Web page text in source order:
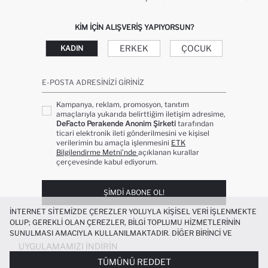
KIM IÇIN ALIŞVERIŞ YAPIYORSUN?
KADIN ERKEK ÇOCUK
E-POSTA ADRESINIZI GIRINIZ
Kampanya, reklam, promosyon, tanıtım
amaçlarıyla yukarıda belirttiğim iletişim adresime,
DeFacto Perakende Anonim Şirketi tarafından
ticari elektronik ileti gönderilmesini ve kişisel
verilerimin bu amaçla işlenmesini ETK
Bilgilendirme Metni’nde açıklanan kurallar
çerçevesinde kabul ediyorum.
ŞIMDI ABONE OL!
UYGULAMAMIZI İNDIRIN
İNTERNET SITEMIZDE ÇEREZLER YOLUYLA KIŞISEL VERI IŞLENMEKTE
OLUP; GEREKLI OLAN ÇEREZLER, BILGI TOPLUMU HIZMETLERININ
SUNULMASI AMACIYLA KULLANILMAKTADIR. DIĞER BIRINCI VE
ÜÇÜNCÜ TARAF ÇEREZLER ISE SIZE DAHA IYI BIR ALIŞVERIŞ
DENEYIMI SUNULABILMESI, SITEMIZIN DAHA IŞLEVSEL KILINMASI VE
KIŞISELLEŞTIRMESI VE AÇIK RIZA VERMENIZ HALINDE, SIZLERE
TÜMÜNÜ REDDET